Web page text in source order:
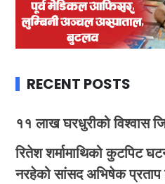
RECENT POSTS
११ लाख घरधुरीको विश्वास
रितेश शर्मामाथिको कुटपिट
नरहेको सांसद अभिषेक प्रताप